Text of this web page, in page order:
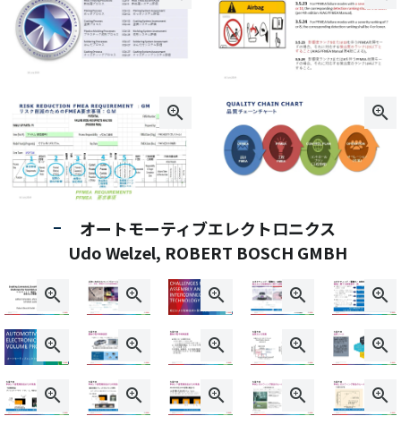
オートモーティブエレクトロニクス
Udo Welzel, ROBERT BOSCH GMBH